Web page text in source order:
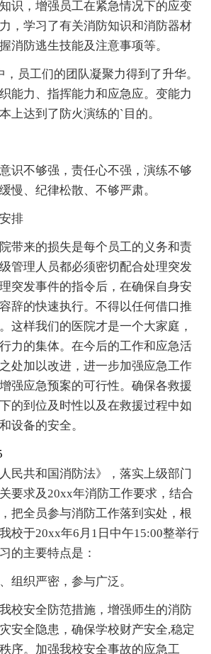
识，增强员工在紧急情况下的应变
，学习了有关消防知识和消防器材
消防逃生技能及注意事项等。
，员工们的团队凝聚力得到了升华。
能力、指挥能力和应急应。变能力
上达到了防火演练的`目的。
识不够强，责任心不强，演练不够
慢、纪律松散、不够严肃。
排
带来的损失是每个员工的义务和责
管理人员都必须密切配合处理突发
突发事件的指令后，在确保自身安
辞的快速执行。不得以任何借口推
这样我们的医院才是一个大家庭，
力的集体。在今后的工作和应急活
处加以改进，进一步加强应急工作
强应急预案的可行性。确保各救援
的到位及时性以及在救援过程中如
设备的安全。
民共和国消防法》，落实上级部门
要求及20xx年消防工作要求，结合
把全员参与消防工作落到实处，根
校于20xx年6月1日中午15:00整举行
的主要特点是：
组织严密，参与广泛。
校安全防范措施，增强师生的消防
安全隐患，确保学校财产安全,稳定
序。加强我校安全事故的应急工